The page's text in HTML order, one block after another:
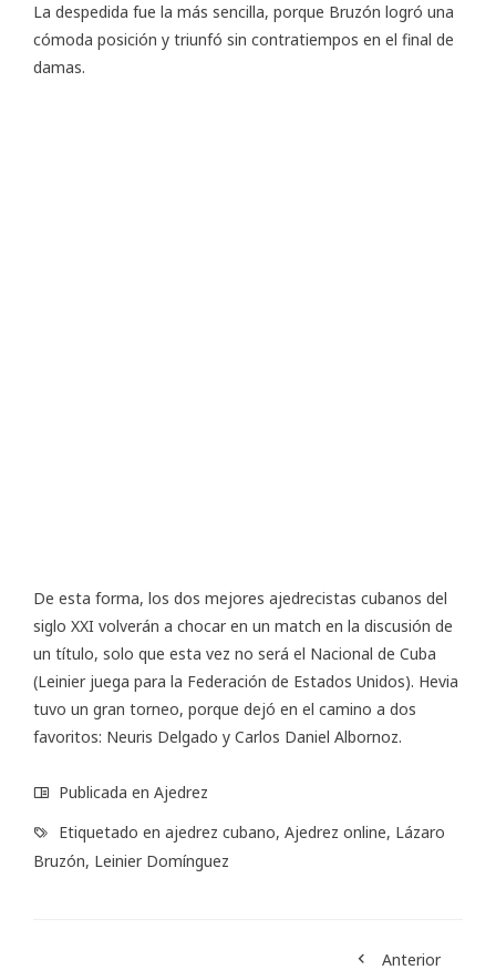
La despedida fue la más sencilla, porque Bruzón logró una
cómoda posición y triunfó sin contratiempos en el final de
damas.
De esta forma, los dos mejores ajedrecistas cubanos del
siglo XXI volverán a chocar en un match en la discusión de
un título, solo que esta vez no será el Nacional de Cuba
(Leinier juega para la Federación de Estados Unidos). Hevia
tuvo un gran torneo, porque dejó en el camino a dos
favoritos: Neuris Delgado y Carlos Daniel Albornoz.
Publicada en Ajedrez
Etiquetado en ajedrez cubano, Ajedrez online, Lázaro
Bruzón, Leinier Domínguez
Anterior